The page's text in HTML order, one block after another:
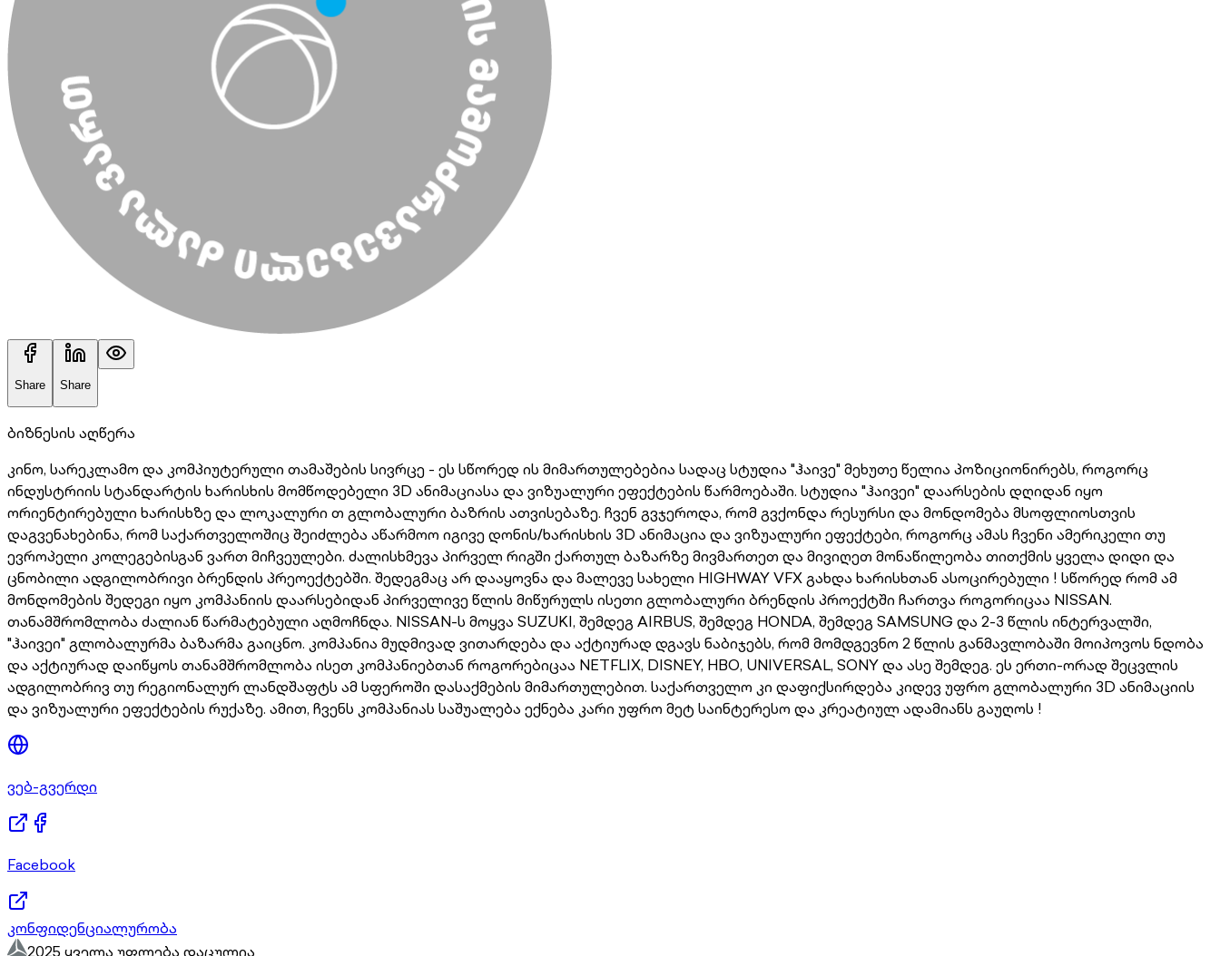
Share Share
ბიზნესის აღწერა
კინო, სარეკლამო და კომპიუტერული თამაშების სივრცე - ეს სწორედ ის მიმართულებებია სადაც სტუდია "ჰაივე" მეხუთე წელია პოზიციონირებს, როგორც
ინდუსტრიის სტანდარტის ხარისხის მომწოდებელი 3D ანიმაციასა და ვიზუალური ეფექტების წარმოებაში. სტუდია "ჰაივეი" დაარსების დღიდან იყო
ორიენტირებული ხარისხზე და ლოკალური თ გლობალური ბაზრის ათვისებაზე. ჩვენ გვჯეროდა, რომ გვქონდა რესურსი და მონდომება მსოფლიოსთვის
დაგვენახებინა, რომ საქართველოშიც შეიძლება აწარმოო იგივე დონის/ხარისხის 3D ანიმაცია და ვიზუალური ეფექტები, როგორც ამას ჩვენი ამერიკელი თუ
ევროპელი კოლეგებისგან ვართ მიჩვეულები. ძალისხმევა პირველ რიგში ქართულ ბაზარზე მივმართეთ და მივიღეთ მონაწილეობა თითქმის ყველა დიდი და
ცნობილი ადგილობრივი ბრენდის პრეოექტებში. შედეგმაც არ დააყოვნა და მალევე სახელი HIGHWAY VFX გახდა ხარისხთან ასოცირებული ! სწორედ რომ ამ
მონდომების შედეგი იყო კომპანიის დაარსებიდან პირველივე წლის მიწურულს ისეთი გლობალური ბრენდის პროექტში ჩართვა როგორიცაა NISSAN.
თანამშრომლობა ძალიან წარმატებული აღმოჩნდა. NISSAN-ს მოყვა SUZUKI, შემდეგ AIRBUS, შემდეგ HONDA, შემდეგ SAMSUNG და 2-3 წლის ინტერვალში,
"ჰაივეი" გლობალურმა ბაზარმა გაიცნო. კომპანია მუდმივად ვითარდება და აქტიურად დგავს ნაბიჯებს, რომ მომდგევნო 2 წლის განმავლობაში მოიპოვოს ნდობა
და აქტიურად დაიწყოს თანამშრომლობა ისეთ კომპანიებთან როგორებიცაა NETFLIX, DISNEY, HBO, UNIVERSAL, SONY და ასე შემდეგ. ეს ერთი-ორად შეცვლის
ადგილობრივ თუ რეგიონალურ ლანდშაფტს ამ სფეროში დასაქმების მიმართულებით. საქართველო კი დაფიქსირდება კიდევ უფრო გლობალური 3D ანიმაციის
და ვიზუალური ეფექტების რუქაზე. ამით, ჩვენს კომპანიას საშუალება ექნება კარი უფრო მეტ საინტერესო და კრეატიულ ადამიანს გაუღოს !
ვებ-გვერდი
Facebook
კონფიდენციალურობა
2025 ყველა უფლება დაცულია